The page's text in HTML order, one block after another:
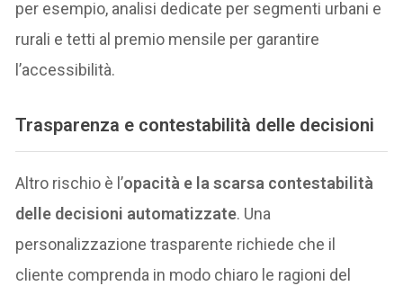
per esempio, analisi dedicate per segmenti urbani e
rurali e tetti al premio mensile per garantire
l’accessibilità.
Trasparenza e contestabilità delle decisioni
Altro rischio è l’opacità e la scarsa contestabilità
delle decisioni automatizzate. Una
personalizzazione trasparente richiede che il
cliente comprenda in modo chiaro le ragioni del